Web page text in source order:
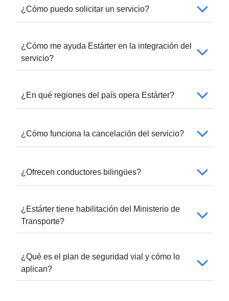
¿Cómo puedo solicitar un servicio?
¿Cómo me ayuda Estárter en la integración del
servicio?
¿En qué regiones del país opera Estárter?
¿Cómo funciona la cancelación del servicio?
¿Ofrecen conductores bilingües?
¿Estárter tiene habilitación del Ministerio de
Transporte?
¿Qué es el plan de seguridad vial y cómo lo
aplican?